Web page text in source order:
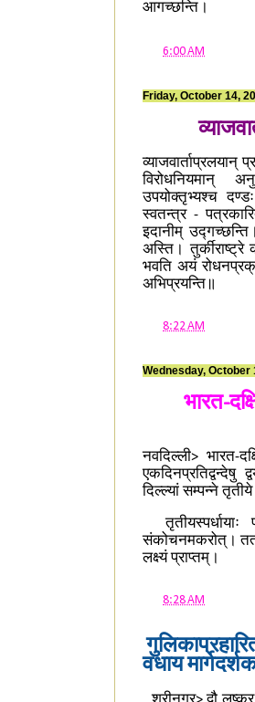
आगच्छन्ति।
6:00 AM
Friday, October 14,
व्याजवार्ताप्रलयान्
विरोधनियमान्
उपयोक्तृभ्यश्च
स्वतन्त्र -
इदानीम्
अस्ति। तुर्कीराष्ट्रे
भवति अयं
अभिप्रयन्ति॥
8:22 AM
Wednesday, October
भारत-
नवदिल्ली> भारत-
एकदिनप्रतिद्वन्देषु
दिल्ल्यां सम्पन्ने
संकोचनमकरोत्।
लक्ष्यं प्राप्तम्।
8:28 AM
वधाय